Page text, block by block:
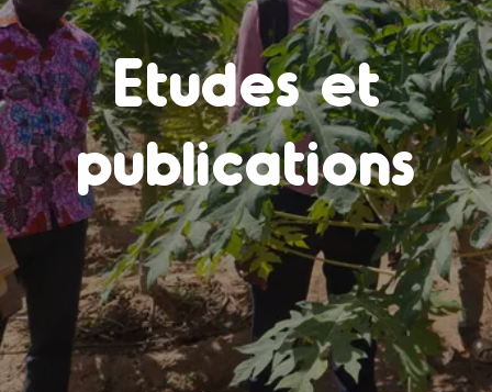
Etudes et
publications